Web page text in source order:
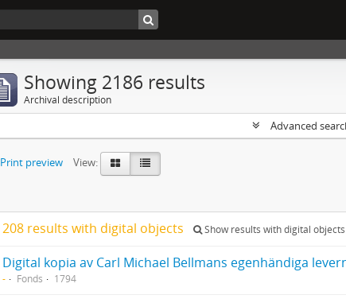
Showing 2186 results
Archival description
Advanced
Print preview
View:
208 results with digital objects Show results with digital objects
- Fonds 1794